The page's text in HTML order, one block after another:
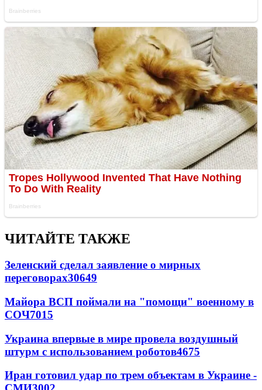
ЧИТАЙТЕ ТАКЖЕ
Зеленский сделал заявление о мирных
переговорах30649
Майора ВСП поймали на "помощи" военному в
СОЧ7015
Украина впервые в мире провела воздушный
штурм с использованием роботов4675
Иран готовил удар по трем объектам в Украине -